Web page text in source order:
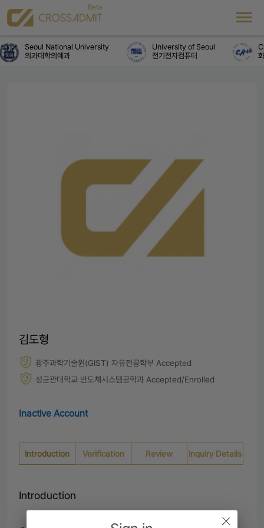
Seoul National University
의과대학의예과
University of Seoul
전기전자컴퓨터
김도형
광주과학기술원(GIST) 자유전공학부 Accepted
성균관대학교 반도체시스템공학과 Accepted/Enrolled
Inactive Account
Introduction Verification Review Inquiry Details
Introduction